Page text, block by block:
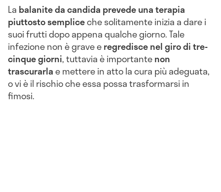
La balanite da candida prevede una terapia
piuttosto sempliceche solitamente inizia a dare i
suoi frutti dopo appena qualche giorno. Tale
infezione non è grave eregredisce nel giro di tre-
cinque giorni, tuttavia è importantenon
trascurarlae mettere in atto la cura più adeguata,
o vi è il rischio che essa possa trasformarsi in
fimosi.